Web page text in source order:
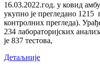
16.03.2022.год. у ковид
укупно је прегледанo 1215
контролних прегледа).
234 лабораторијских
је 837 тестова,
Детаљније